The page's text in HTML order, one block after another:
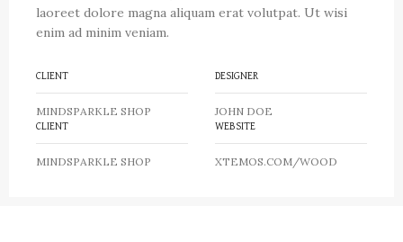
laoreet dolore magna aliquam erat volutpat. Ut wisi
enim ad minim veniam.
CLIENT
MINDSPARKLE SHOP
DESIGNER
JOHN DOE
CLIENT
MINDSPARKLE SHOP
WEBSITE
XTEMOS.COM/WOOD